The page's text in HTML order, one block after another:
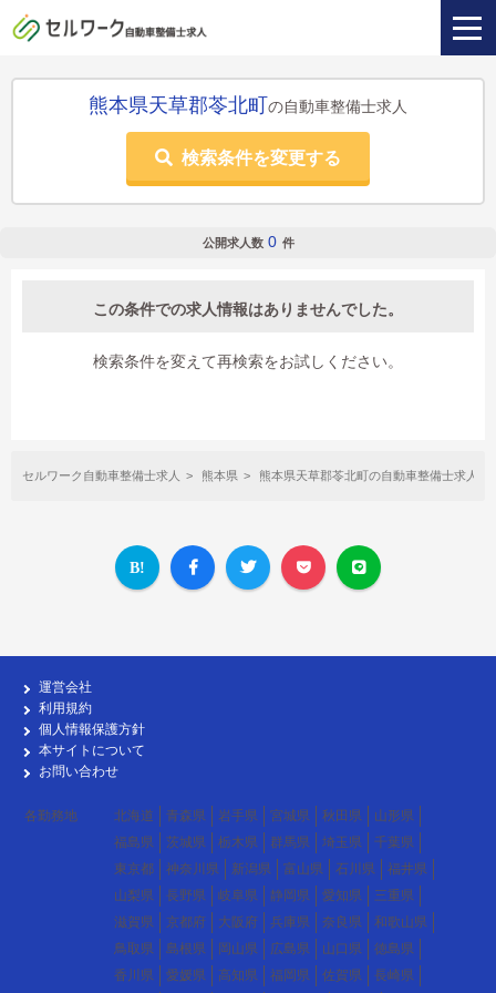
熊本県天草郡苓北町 の自動車整備士求人
検索条件を変更する
公開求人数 0 件
この条件での求人情報はありませんでした。
検索条件を変えて再検索をお試しください。
セルワーク自動車整備士求人 熊本県 熊本県天草郡苓北町の自動車整備士求人
運営会社
利用規約
個人情報保護方針
本サイトについて
お問い合わせ
各勤務地 北海道 青森県 岩手県 宮城県 秋田県
山形県
福島県
茨城県 栃木県 群馬県 埼玉県
千葉県
東京都
神奈川県 新潟県 富山県 石川県
福井県
山梨県
長野県 岐阜県 静岡県 愛知県
三重県
滋賀県
京都府 大阪府 兵庫県 奈良県
和歌山県
鳥取県
島根県 岡山県 広島県 山口県
徳島県
香川県
愛媛県 高知県 福岡県 佐賀県 長崎県